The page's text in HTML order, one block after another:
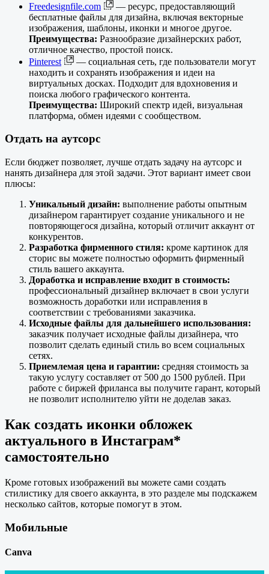
Freedesignfile.com
— ресурс, предоставляющий
бесплатные файлы для дизайна, включая векторные
изображения, шаблоны, иконки и многое другое.
Преимущества: Разнообразие дизайнерских работ,
отличное качество, простой поиск.
Pinterest
— социальная сеть, где пользователи могут
находить и сохранять изображения и идеи на
виртуальных досках. Подходит для вдохновения и
поиска любого графического контента.
Преимущества: Широкий спектр идей, визуальная
платформа, обмен идеями с сообществом.
Отдать на аутсорс
Если бюджет позволяет, лучше отдать задачу на аутсорс и
нанять дизайнера для этой задачи. Этот вариант имеет свои
плюсы:
Уникальный дизайн: выполнение работы опытным
дизайнером гарантирует создание уникального и не
повторяющегося дизайна, который отличит аккаунт от
конкурентов.
Разработка фирменного стиля: кроме картинок для
сторис вы можете полностью оформить фирменный
стиль вашего аккаунта.
Доработка и исправление входит в стоимость:
профессиональный дизайнер включает в свои услуги
возможность доработки или исправления в
соответствии с требованиями заказчика.
Исходные файлы для дальнейшего использования:
заказчик получает исходные файлы дизайнера, что
позволит сделать единый стиль во всем социальных
сетях.
Приемлемая цена и гарантии: средняя стоимость за
такую услугу составляет от 500 до 1500 рублей. При
работе с биржей фриланса вы получите гарант, который
не позволит исполнителю уйти не доделав заказ.
Как создать иконки обложек
актуального в Инстаграм*
самостоятельно
Кроме готовых изображений вы можете сами создать
стилистику для своего аккаунта, в это разделе мы подскажем
несколько сайтов, которые помогут в этом.
Мобильные
Canva